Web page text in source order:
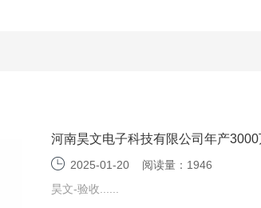
河南昊文电子科技有限公司年产
告表2025-01-20
阅读量：1946
昊文-验收......